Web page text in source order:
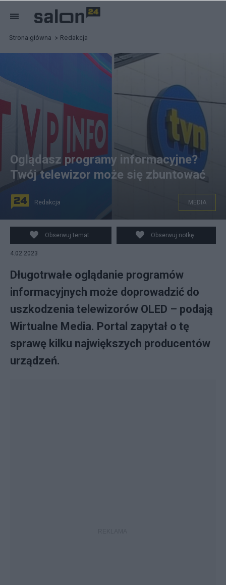
Strona główna Redakcja
Długotrwałe oglądanie kanałów informacyjnych może
doprowadzić do wypalenia matrycy w telewizorach
OLED. (fot. TVP Info, Wikipedia)
Oglądasz programy informacyjne?
Twój telewizor może się zbuntować
Redakcja MEDIA
Obserwuj temat Obserwuj notkę
4.02.2023
Długotrwałe oglądanie programów
informacyjnych może doprowadzić do
uszkodzenia telewizorów OLED – podają
Wirtualne Media. Portal zapytał o tę
sprawę kilku największych producentów
urządzeń.